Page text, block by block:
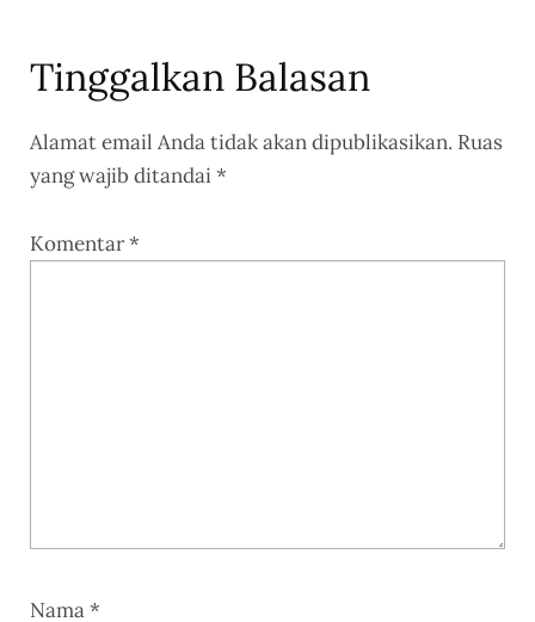
Tinggalkan Balasan
Alamat email Anda tidak akan dipublikasikan. Ruas
yang wajib ditandai*
Komentar*
Nama*